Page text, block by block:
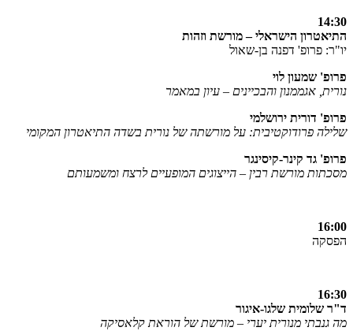
14:30
התיאטרון הישראלי – מורשת וזהות
יו"ר: פרופ' דפנה בן-שאול
פרופ' שמעון לוי
נורית, אגממנון והבכיינים – עיון במאמר
פרופ' דורית ירושלמי
שלילה פרודוקטיבית: על מורשתה של נורית בשדה התיאטרון המקומי
פרופ' גד קינר-קיסינגר
מסכתות מורשת רבין – הייצוגים המופעיים לרצח ומשמעותם
16:00
הפסקה
16:30
ד"ר שלומית שלגו-איגור
מה גנבתי מנורית יערי – מורשת של הוראת קלאסיקה